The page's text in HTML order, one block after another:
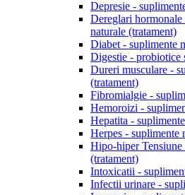
Depresie -
Dereglari hormonale
naturale (tratament)
Diabet - suplimente
Digestie - probiotice
Dureri musculare -
(tratament)
Fibromialgie -
Hemoroizi -
Hepatita -
Herpes - suplimente
Hipo-hiper Tensiune
(tratament)
Intoxicatii -
Infectii urinare -